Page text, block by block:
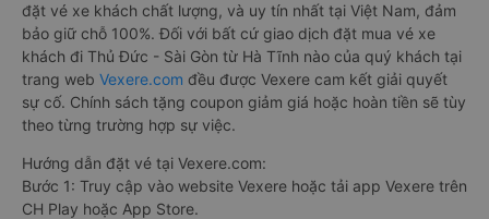
đặt vé xe khách chất lượng, và uy tín nhất tại Việt Nam, đảm
bảo giữ chỗ 100%. Đối với bất cứ giao dịch đặt mua vé xe
khách đi Thủ Đức - Sài Gòn từ Hà Tĩnh nào của quý khách tại
trang web Vexere.com đều được Vexere cam kết giải quyết
sự cố. Chính sách tặng coupon giảm giá hoặc hoàn tiền sẽ tùy
theo từng trường hợp sự việc.
Hướng dẫn đặt vé tại Vexere.com:
Bước 1: Truy cập vào website Vexere hoặc tải app Vexere trên
CH Play hoặc App Store.